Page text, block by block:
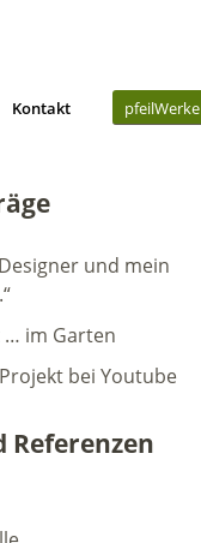
Kontakt pfeilWerke
und mein
… im Garten
bei Youtube
Referenzen